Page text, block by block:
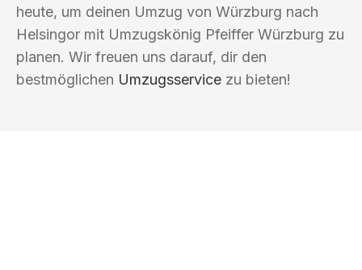
heute, um deinen Umzug von Würzburg nach
Helsingor mit Umzugskönig Pfeiffer Würzburg zu
planen. Wir freuen uns darauf, dir den
bestmöglichen Umzugsservice zu bieten!